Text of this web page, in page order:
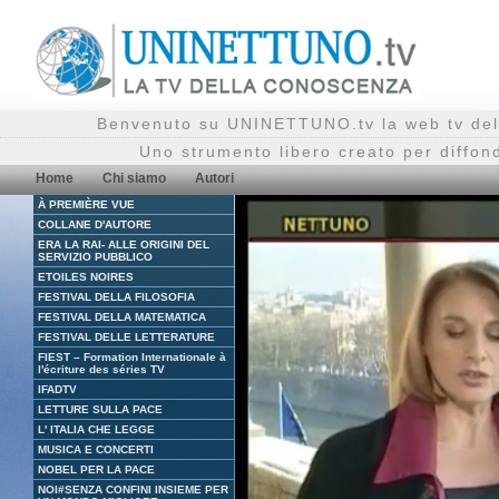
Benvenuto su UNINETTUNO.tv la web tv
Uno strumento libero creato per
Home Chi siamo Autori
À PREMIÈRE VUE
COLLANE D'AUTORE
ERA LA RAI- ALLE ORIGINI DEL
SERVIZIO PUBBLICO
ETOILES NOIRES
FESTIVAL DELLA FILOSOFIA
FESTIVAL DELLA MATEMATICA
FESTIVAL DELLE LETTERATURE
FIEST – Formation Internationale à
l'écriture des séries TV
IFADTV
LETTURE SULLA PACE
L' ITALIA CHE LEGGE
MUSICA E CONCERTI
NOBEL PER LA PACE
NOI#SENZA CONFINI INSIEME PER